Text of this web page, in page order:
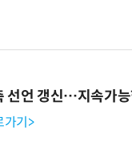
선언 갱신…지속가
가기>